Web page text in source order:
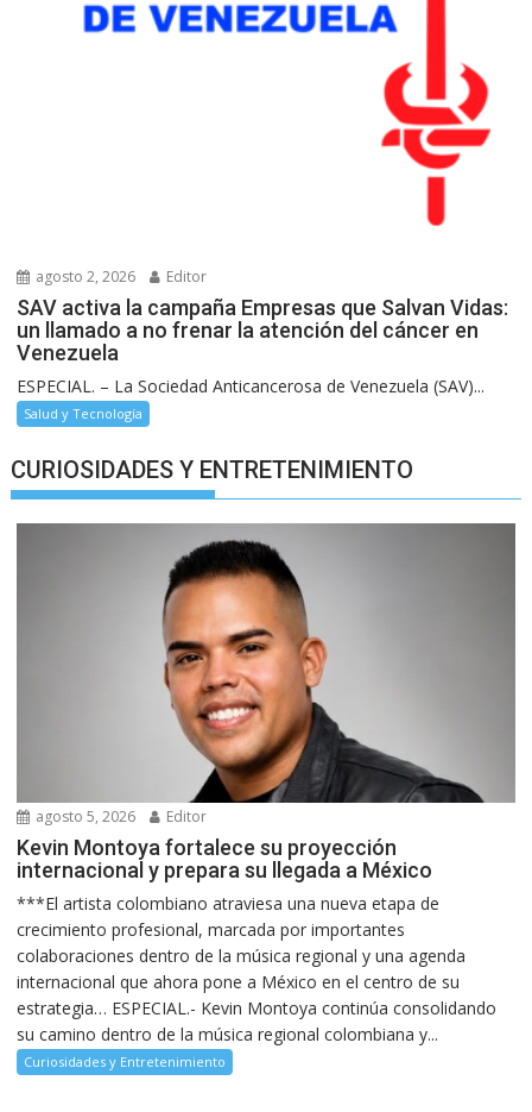
agosto 2, 2026 Editor
SAV activa la campaña Empresas que Salvan Vidas:
un llamado a no frenar la atención del cáncer en
Venezuela
ESPECIAL. – La Sociedad Anticancerosa de Venezuela (SAV)...
Salud y Tecnología
CURIOSIDADES Y ENTRETENIMIENTO
agosto 5, 2026 Editor
Kevin Montoya fortalece su proyección
internacional y prepara su llegada a México
***El artista colombiano atraviesa una nueva etapa de
crecimiento profesional, marcada por importantes
colaboraciones dentro de la música regional y una agenda
internacional que ahora pone a México en el centro de su
estrategia… ESPECIAL.- Kevin Montoya continúa consolidando
su camino dentro de la música regional colombiana y...
Curiosidades y Entretenimiento